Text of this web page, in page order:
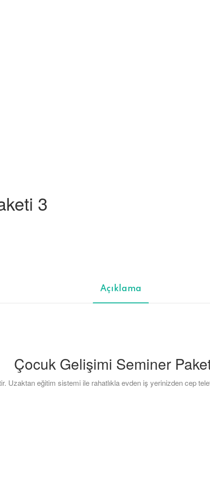
3
Açıklama
Çocuk Gelişimi Seminer
eğitim sistemi ile rahatlıkla evden iş yerinizden cep